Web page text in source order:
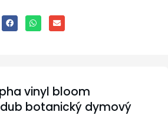
vinyl bloom
botanický dymový